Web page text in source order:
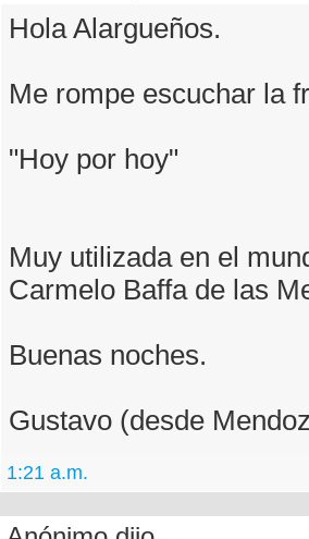
Hola Alargueños.
Me rompe escuchar la
"Hoy por hoy"
Muy utilizada en el
Carmelo Baffa de las
Buenas noches.
Gustavo (desde
1:21 a.m.